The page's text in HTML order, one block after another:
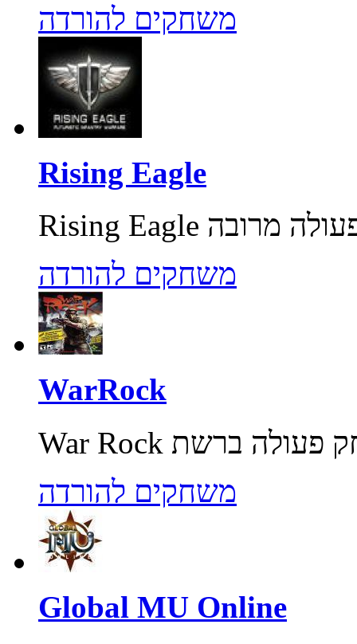
משחקים להורדה
Rising Eagle
משחקים להורדה
WarRock
משחקים להורדה
Global MU Online